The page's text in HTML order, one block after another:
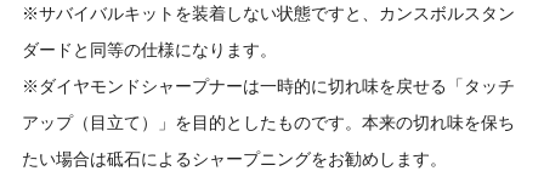
※サバイバルキットを装着しない状態ですと、カンスボルスタン
ダードと同等の仕様になります。
※ダイヤモンドシャープナーは一時的に切れ味を戻せる「タッチ
アップ（目立て）」を目的としたものです。本来の切れ味を保ち
たい場合は砥石によるシャープニングをお勧めします。